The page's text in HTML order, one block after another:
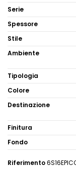
Serie
Spessore
Stile
Ambiente
Tipologia
Colore
Destinazione
Finitura
Fondo
Riferimento